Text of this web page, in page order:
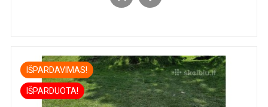
IŠPARDAVIMAS!
IŠPARDUOTA!